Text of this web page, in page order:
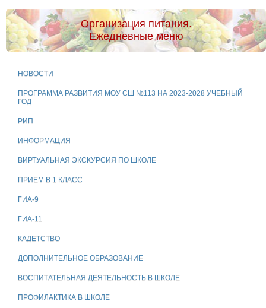
Организация питания.
Ежедневные меню
НОВОСТИ
ПРОГРАММА РАЗВИТИЯ МОУ СШ №113 НА 2023-2028 УЧЕБНЫЙ
ГОД
РИП
ИНФОРМАЦИЯ
ВИРТУАЛЬНАЯ ЭКСКУРСИЯ ПО ШКОЛЕ
ПРИЕМ В 1 КЛАСС
ГИА-9
ГИА-11
КАДЕТСТВО
ДОПОЛНИТЕЛЬНОЕ ОБРАЗОВАНИЕ
ВОСПИТАТЕЛЬНАЯ ДЕЯТЕЛЬНОСТЬ В ШКОЛЕ
ПРОФИЛАКТИКА В ШКОЛЕ